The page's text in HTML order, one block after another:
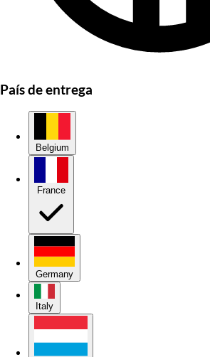
País de entrega
Belgium
Germany
Italy